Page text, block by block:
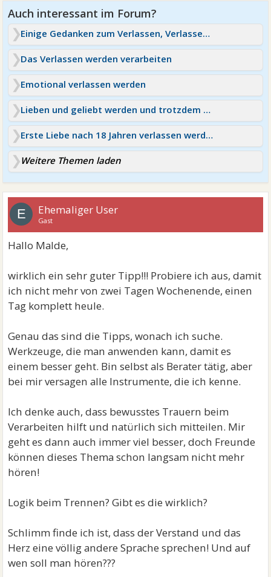
Einige Gedanken zum Verlassen, Verlassen werden, Gefühl
Das Verlassen werden verarbeiten
Emotional verlassen werden
Lieben und geliebt werden und trotzdem verlassen
Erste Liebe nach 18 Jahren verlassen werden
Weitere Themen laden
E Ehemaliger User
Gast
Hallo Malde,
wirklich ein sehr guter Tipp!!! Probiere ich aus, damit
ich nicht mehr von zwei Tagen Wochenende, einen
Tag komplett heule.
Genau das sind die Tipps, wonach ich suche.
Werkzeuge, die man anwenden kann, damit es
einem besser geht. Bin selbst als Berater tätig, aber
bei mir versagen alle Instrumente, die ich kenne.
Ich denke auch, dass bewusstes Trauern beim
Verarbeiten hilft und natürlich sich mitteilen. Mir
geht es dann auch immer viel besser, doch Freunde
können dieses Thema schon langsam nicht mehr
hören!
Logik beim Trennen? Gibt es die wirklich?
Schlimm finde ich ist, dass der Verstand und das
Herz eine völlig andere Sprache sprechen! Und auf
wen soll man hören???